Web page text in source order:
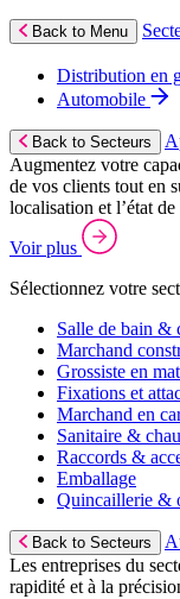
Back to Menu
Distribution en
Automobile
Back to Secteurs
Augmentez votre
de vos clients tout en
localisation et l’état
Voir plus
Sélectionnez votre
Salle de bain &
Marchand
Grossiste en
Fixations et
Marchand en
Sanitaire &
Raccords &
Emballage
Quincaillerie &
Back to Secteurs
Les entreprises du
rapidité et à la